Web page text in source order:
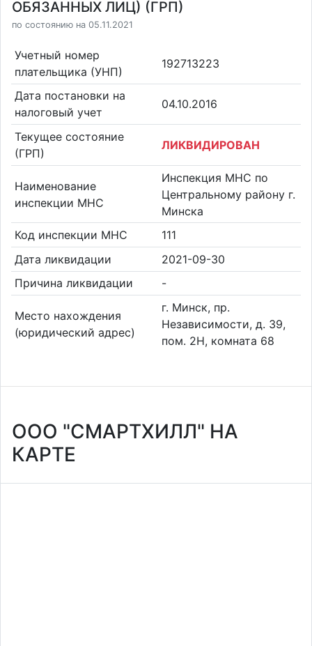
ОБЯЗАННЫХ ЛИЦ) (ГРП)
по состоянию на 05.11.2021
Учетный номер
плательщика (УНП)
192713223
Дата постановки на
налоговый учет
04.10.2016
Текущее состояние
(ГРП)
ЛИКВИДИРОВАН
Наименование
инспекции МНС
Инспекция МНС по
Центральному району г.
Минска
Код инспекции МНС
111
Дата ликвидации
2021-09-30
Причина ликвидации
-
Место нахождения
(юридический адрес)
г. Минск, пр.
Независимости, д. 39,
пом. 2Н, комната 68
ООО "СМАРТХИЛЛ" НА
КАРТЕ